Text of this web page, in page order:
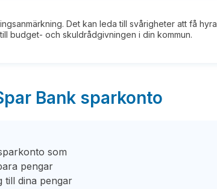
Det kan leda till svårigheter att få hyra
budget- och skuldrådgivningen i din kommun.
Bank sparkonto
som
pengar
till dina pengar